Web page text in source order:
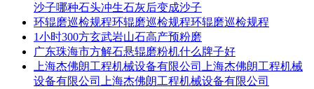
沙子哪种石头冲生石灰后变成沙子
环辊磨巡检规程环辊磨巡检规程环辊磨巡检规程
1小时300方玄武岩山石高产预粉磨
广东珠海市方解石悬辊磨粉机什么牌子好
上海杰佛朗工程机械设备有限公司上海杰佛朗工程机械
设备有限公司上海杰佛朗工程机械设备有限公司